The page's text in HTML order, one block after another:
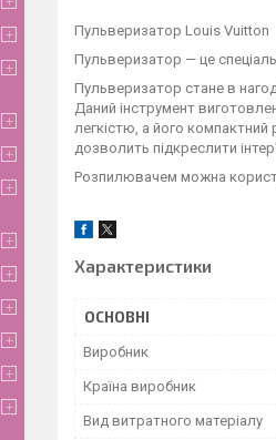
Пульверизатор Louis Vuitton
Пульверизатор — це
Пульверизатор стане в
Даний інструмент
легкістю, а його компактний
дозволить підкреслити
Розпилювачем можна
Характеристики
ОСНОВНІ
Виробник
Країна виробник
Вид витратного матеріалу